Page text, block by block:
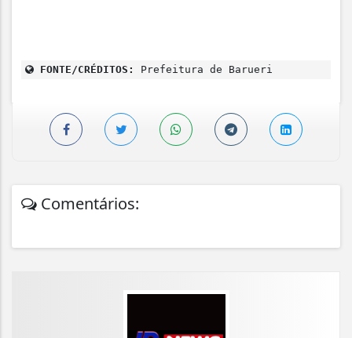
FONTE/CRÉDITOS: Prefeitura de Barueri
Comentários: